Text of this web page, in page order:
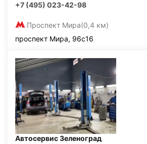
+7 (495) 023-42-98
Проспект Мира(0,4 км)
проспект Мира, 96с16
Автосервис Зеленоград